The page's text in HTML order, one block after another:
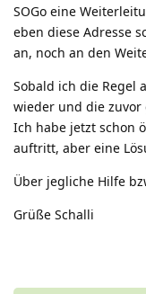
SOGo eine
eben diese Adresse
an, noch an den
Sobald ich die Regel
wieder und die zuvor
Ich habe jetzt schon
auftritt, aber eine
Über jegliche Hilfe
Grüße Schalli